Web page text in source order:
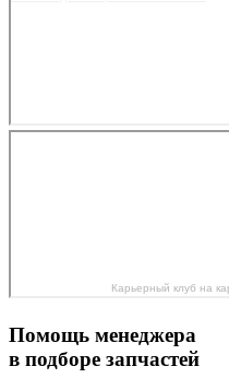
Карьерный клуб на
Помощь менеджера
в подборе запчастей